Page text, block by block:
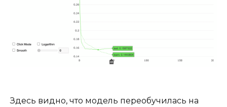
Здесь видно, что модель переобучилась на